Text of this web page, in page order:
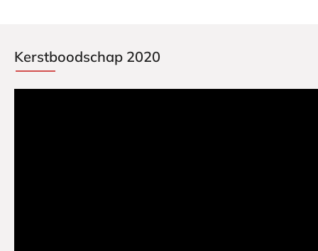
Kerstboodschap 2020